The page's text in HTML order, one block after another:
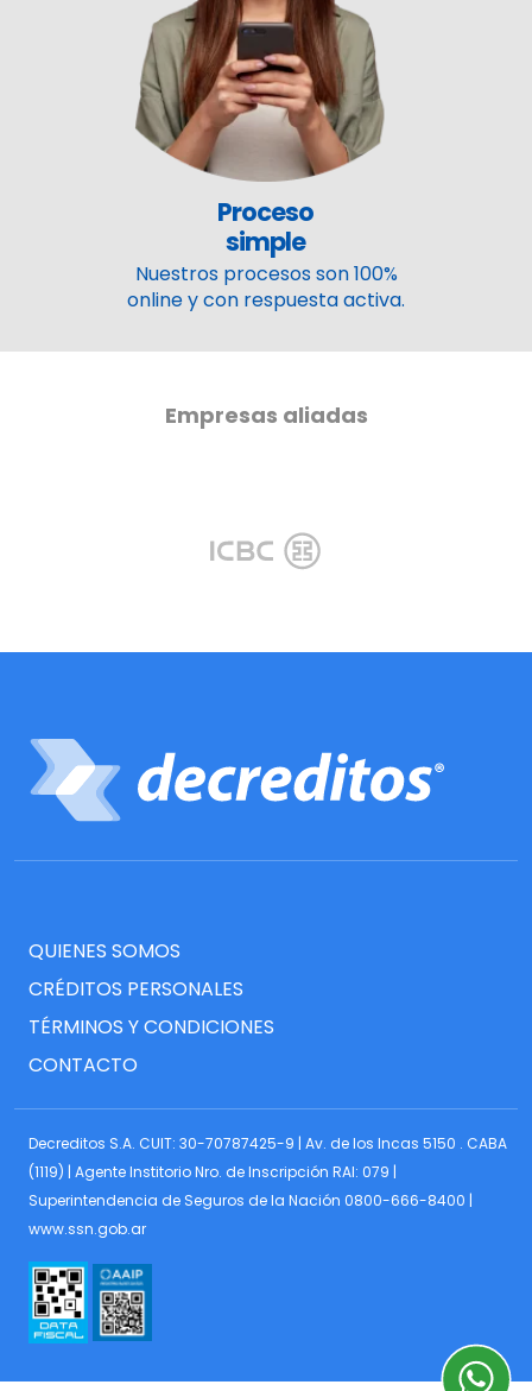
Proceso
simple
Nuestros procesos son 100%
online y con respuesta activa.
Empresas aliadas
QUIENES SOMOS
CRÉDITOS PERSONALES
TÉRMINOS Y CONDICIONES
CONTACTO
Decreditos S.A. CUIT: 30-70787425-9 | Av. de los Incas 5150 . CABA
(1119) | Agente Institorio Nro. de Inscripción RAI: 079 |
Superintendencia de Seguros de la Nación 0800-666-8400 |
www.ssn.gob.ar